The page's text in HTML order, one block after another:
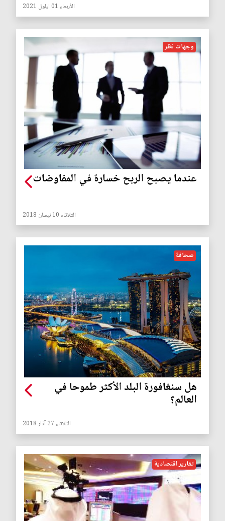
الأربعاء 01 ايلول 2021
وجهات نظر
عندما يصبح الربح خسارة في المفاوضات
الثلاثاء 10 نيسان 2018
صحافة
هل سنغافورة البلد الأكثر طموحا في
العالم؟
الثلاثاء 27 آذار 2018
تقارير اقتصادية